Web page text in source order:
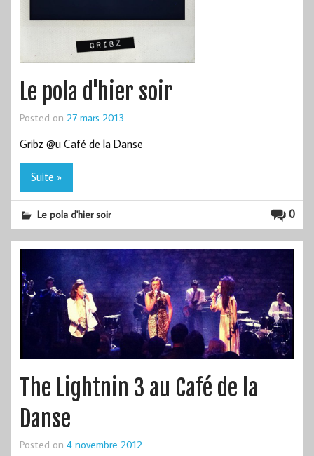
Le pola d'hier soir
Posted on 27 mars 2013
Gribz @u Café de la Danse
Suite »
0
Le pola d'hier soir
The Lightnin 3 au Café de la
Danse
Posted on 4 novembre 2012